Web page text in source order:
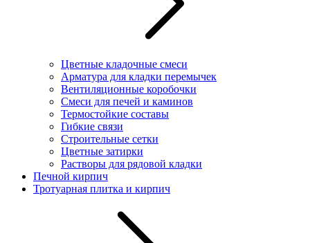
Цветные кладочные смеси
Арматура для кладки перемычек
Вентиляционные коробочки
Смеси для печей и каминов
Термостойкие составы
Гибкие связи
Строительные сетки
Цветные затирки
Растворы для рядовой кладки
Печной кирпич
Тротуарная плитка и кирпич